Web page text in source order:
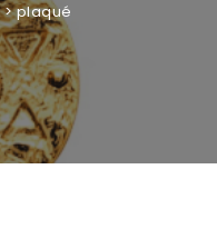
>plaqué